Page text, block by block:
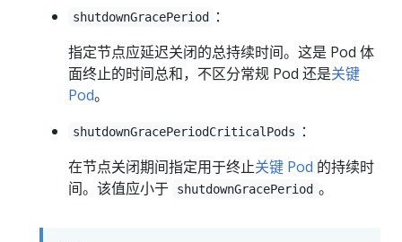
shutdownGracePeriod
：
指定节点应延迟关闭的总持续时间。这是 Pod 体
面终止的时间总和，不区分常规 Pod 还是关键
Pod。
shutdownGracePeriodCriticalPods
：
在节点关闭期间指定用于终止关键 Pod 的持续时
间。该值应小于
shutdownGracePeriod 。